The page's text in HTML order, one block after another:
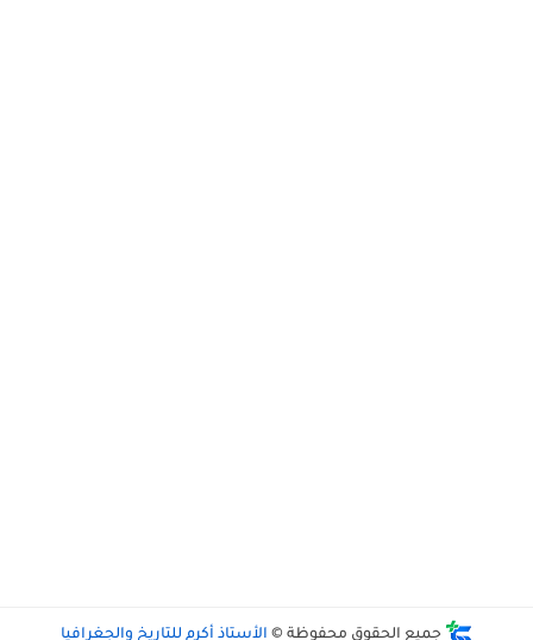
جميع الحقوق محفوظة © الأستاذ أكرم للتاريخ والجغرافيا